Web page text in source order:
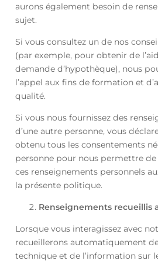
aurons également besoin de
sujet.
Si vous consultez un de nos
(par exemple, pour obtenir de
demande d’hypothèque), nous
l’appel aux fins de formation et
qualité.
Si vous nous fournissez des
d’une autre personne, vous
obtenu tous les consentements
personne pour nous permettre
ces renseignements personnels
la présente politique.
Renseignements
Lorsque vous interagissez avec
recueillerons automatiquement
technique et de l’information sur